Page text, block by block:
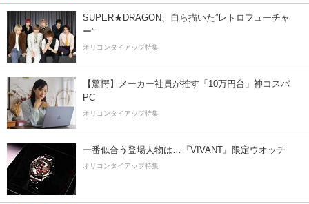
SUPER★DRAGON、自ら描いた”レトロフューチャ
ー”
オリコンタイアップ特集
【驚愕】メーカー社員が推す「10万円台」神コスパ
PC
オリコンタイアップ特集
一番似合う登場人物は…『VIVANT』限定ウオッチ
オリコンタイアップ特集